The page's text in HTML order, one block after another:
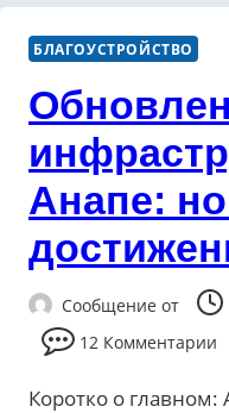
БЛАГОУСТРОЙСТВО
Анапе:
Сообщение от
12 Комментарии
Коротко о главном: